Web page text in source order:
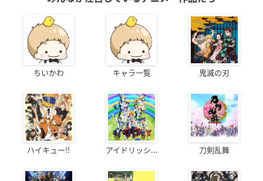
ちいかわ キャラ一覧 鬼滅の刃
ハイキュー!! アイドリッシ... 刀剣乱舞